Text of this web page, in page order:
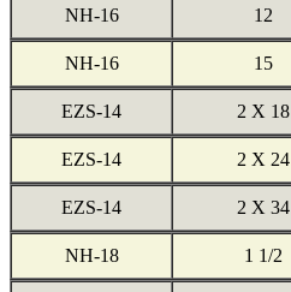
NH-16 12
NH-16 15
EZS-14 2 X 18
EZS-14 2 X 24
EZS-14 2 X 34
NH-18 1 1/2